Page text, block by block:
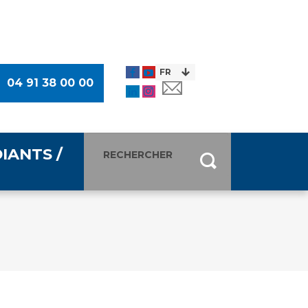
04 91 38 00 00
/